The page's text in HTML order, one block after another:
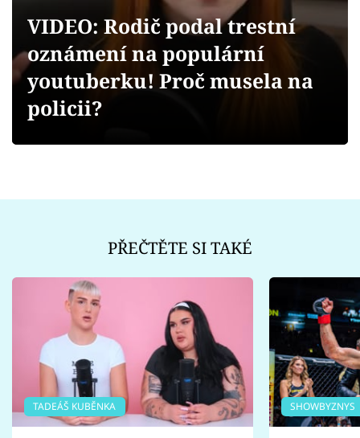
Sledujte prima+
VIDEO: Rodič podal trestní
oznámení na populární
youtuberku! Proč musela na
policii?
PŘEČTĚTE SI TAKÉ
TADEÁŠ KUBĚNKA SHOWBYZNYS